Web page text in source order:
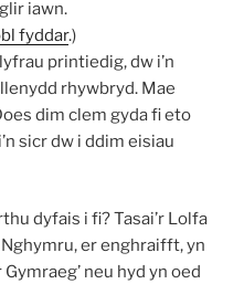
iawn.
fyddar.)
printiedig, dw i’n
rhywbryd. Mae
dim clem gyda fi eto
sicr dw i ddim eisiau
dyfais i fi? Tasai’r Lolfa
er enghraifft, yn
neu hyd yn oed